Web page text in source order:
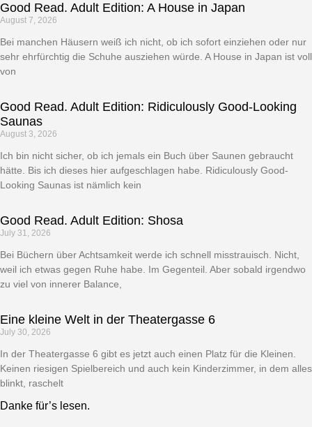
Good Read. Adult Edition: A House in Japan
August 7, 2026
Bei manchen Häusern weiß ich nicht, ob ich sofort einziehen oder nur
sehr ehrfürchtig die Schuhe ausziehen würde. A House in Japan ist voll
von
Good Read. Adult Edition: Ridiculously Good-Looking
Saunas
August 3, 2026
Ich bin nicht sicher, ob ich jemals ein Buch über Saunen gebraucht
hätte. Bis ich dieses hier aufgeschlagen habe. Ridiculously Good-
Looking Saunas ist nämlich kein
Good Read. Adult Edition: Shosa
July 31, 2026
Bei Büchern über Achtsamkeit werde ich schnell misstrauisch. Nicht,
weil ich etwas gegen Ruhe habe. Im Gegenteil. Aber sobald irgendwo
zu viel von innerer Balance,
Eine kleine Welt in der Theatergasse 6
July 30, 2026
In der Theatergasse 6 gibt es jetzt auch einen Platz für die Kleinen.
Keinen riesigen Spielbereich und auch kein Kinderzimmer, in dem alles
blinkt, raschelt
Danke für’s lesen.